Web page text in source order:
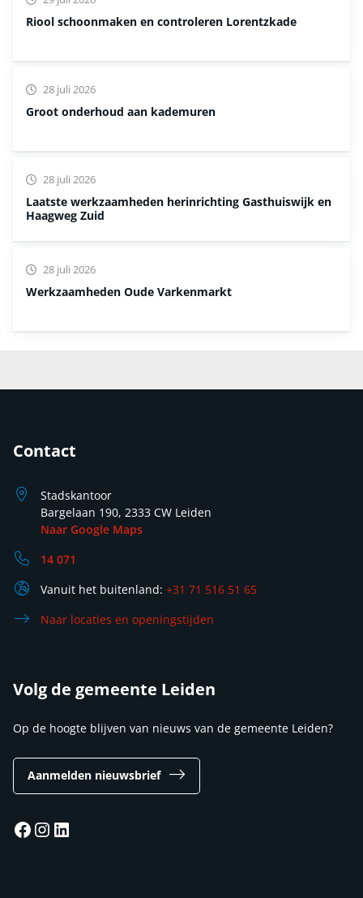
Riool schoonmaken en controleren Lorentzkade
Groot onderhoud aan kademuren
28 juli 2026
Laatste werkzaamheden herinrichting Gasthuiswijk en
Haagweg Zuid
28 juli 2026
Werkzaamheden Oude Varkenmarkt
28 juli 2026
Contact
Stadskantoor
Bargelaan 190, 2333 CW Leiden
Naar Google Maps
14 071
Vanuit het buitenland: +31 71 516 51 65
Naar locaties en openingstijden
Volg de gemeente Leiden
Op de hoogte blijven van nieuws van de gemeente Leiden?
Aanmelden nieuwsbrief
Facebook
Instagram
LinkedIn